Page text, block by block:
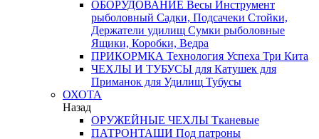
ОБОРУДОВАНИЕ Весы Инструмент
рыболовный Садки, Подсачеки Стойки,
Держатели удилищ Сумки рыболовные
Ящики, Коробки, Ведра
ПРИКОРМКА Технология Успеха Три Кита
ЧЕХЛЫ И ТУБУСЫ для Катушек для
Приманок для Удилищ Тубусы
ОХОТА
Назад
ОРУЖЕЙНЫЕ ЧЕХЛЫ Тканевые
ПАТРОНТАШИ Под патроны